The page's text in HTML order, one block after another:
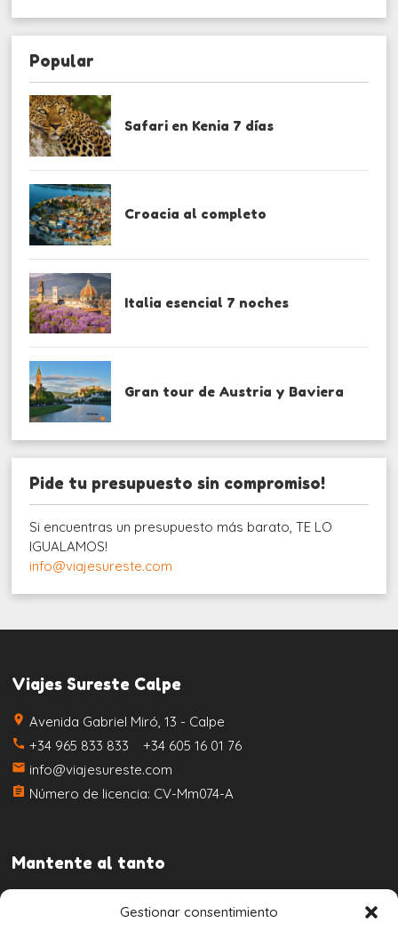
Gestionar consentimiento
Popular
Safari en Kenia 7 días
Croacia al completo
Italia esencial 7 noches
Gran tour de Austria y Baviera
Pide tu presupuesto sin compromiso!
Si encuentras un presupuesto más barato, TE LO
IGUALAMOS!
info@viajesureste.com
Viajes Sureste Calpe
place Avenida Gabriel Miró, 13 - Calpe
call +34 965 833 833 +34 605 16 01 76
email info@viajesureste.com
assignment Número de licencia: CV-Mm074-A
Mantente al tanto